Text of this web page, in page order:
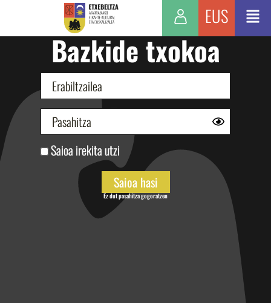
EUS
Bazkide txokoa
Saioa irekita utzi
Ez dut pasahitza gogoratzen